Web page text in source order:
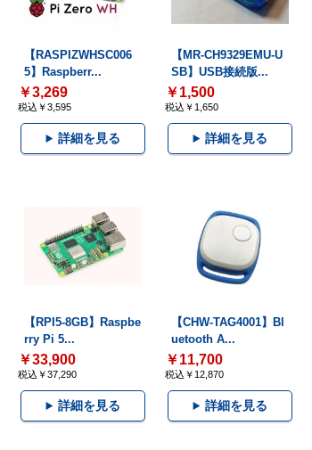
【RASPIZWHSC006
5】Raspberr...
￥3,269
税込￥3,595
詳細を見る
【MR-CH9329EMU-U
SB】USB接続版...
￥1,500
税込￥1,650
詳細を見る
【RPI5-8GB】Raspbe
rry Pi 5...
￥33,900
税込￥37,290
詳細を見る
【CHW-TAG4001】Bl
uetooth A...
￥11,700
税込￥12,870
詳細を見る